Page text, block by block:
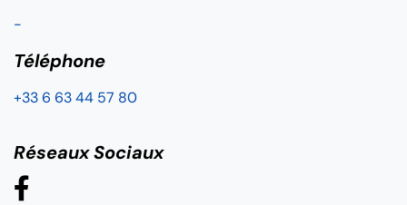
-
Téléphone
+33 6 63 44 57 80
Réseaux Sociaux